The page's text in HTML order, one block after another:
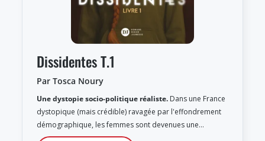
Dissidentes T.1
Par Tosca Noury
Une dystopie socio-politique réaliste. Dans une France
dystopique (mais crédible) ravagée par l'effondrement
démographique, les femmes sont devenues une…